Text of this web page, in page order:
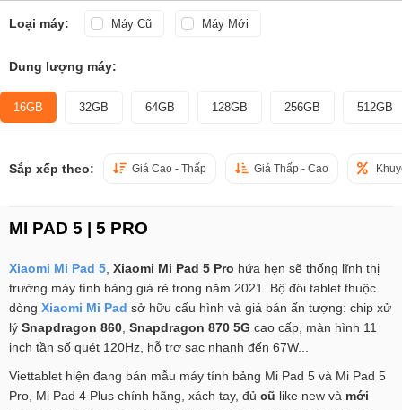
Loại máy: Máy Cũ Máy Mới
Dung lượng máy:
16GB 32GB 64GB 128GB 256GB 512GB
Sắp xếp theo: Giá Cao - Thấp Giá Thấp - Cao
MI PAD 5 | 5 PRO
Xiaomi Mi Pad 5 Xiaomi Mi Pad 5 Pro hứa hẹn sẽ thống lĩnh thị
trường máy tính bảng giá rẻ trong năm 2021. Bộ đôi tablet thuộc
dòng Xiaomi Mi Pad sở hữu cấu hình và giá bán ấn tượng: chip xử
lý Snapdragon 860 Snapdragon 870 5G cao cấp, màn hình 11
inch tần số quét 120Hz, hỗ trợ sạc nhanh đến 67W...
Viettablet hiện đang bán mẫu máy tính bảng Mi Pad 5 và Mi Pad 5
Pro, Mi Pad 4 Plus chính hãng, xách tay, đủ cũ like new và mới